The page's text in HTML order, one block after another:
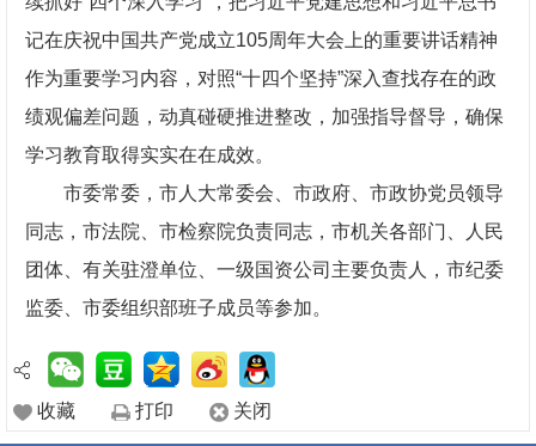
记在庆祝中国共产党成立105周年大会上的重要讲话精神
作为重要学习内容，对照“十四个坚持”深入查找存在的政
绩观偏差问题，动真碰硬推进整改，加强指导督导，确保
学习教育取得实实在在成效。
市委常委，市人大常委会、市政府、市政协党员领导
同志，市法院、市检察院负责同志，市机关各部门、人民
团体、有关驻澄单位、一级国资公司主要负责人，市纪委
监委、市委组织部班子成员等参加。
收藏 打印 关闭